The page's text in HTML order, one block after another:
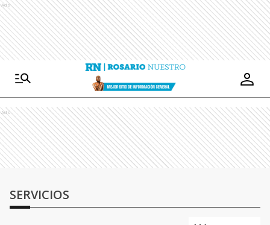
Ads
Ads
SERVICIOS